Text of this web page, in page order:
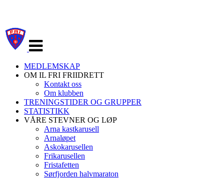
navigasjon
MEDLEMSKAP
OM IL FRI FRIIDRETT
Kontakt oss
Om klubben
TRENINGSTIDER OG GRUPPER
STATISTIKK
VÅRE STEVNER OG LØP
Arna kastkarusell
Arnaløpet
Askokarusellen
Frikarusellen
Fristafetten
Sørfjorden halvmaraton